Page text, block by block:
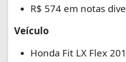
R$ 574 em notas
Veículo
Honda Fit LX Flex